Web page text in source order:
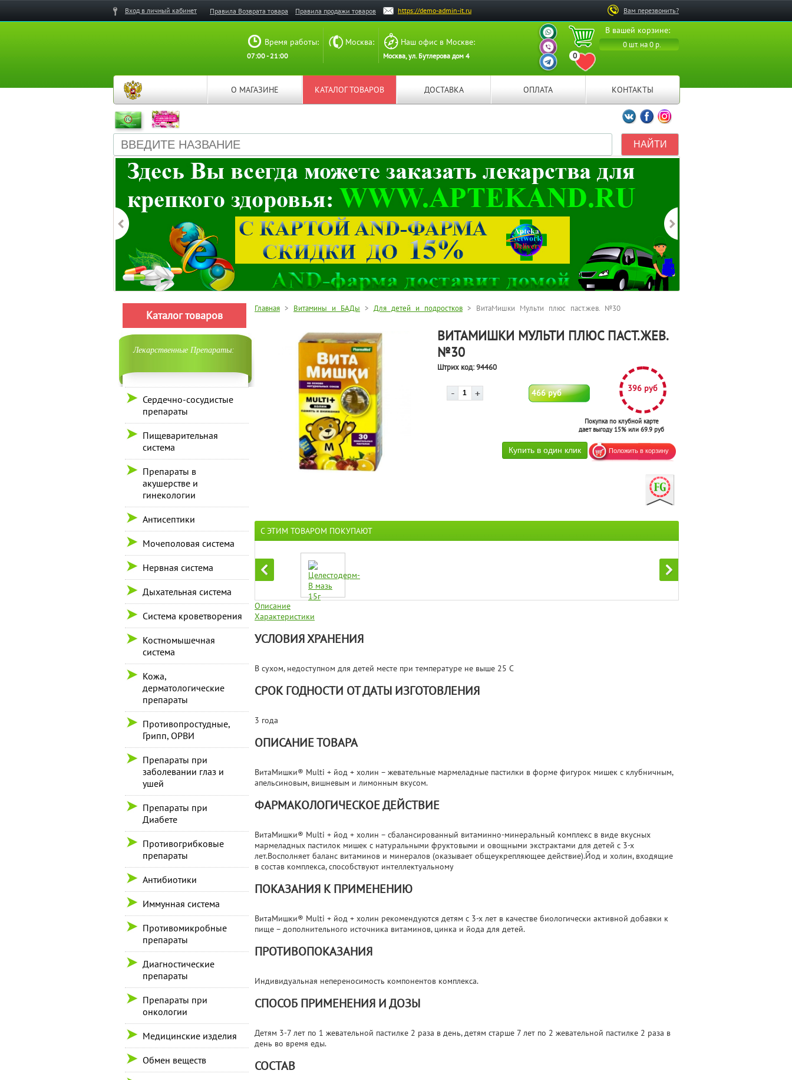
Вам перезвонить?
Вход в личный кабинет Правила Возврата товара Правила продажи товаров https://demo-admin-it.ru
В вашей корзине:
0 шт. на 0 р.
0
ПЕРЕЙТИ В ИЗБРАННОЕ
ВАШ ПЕРСОНАЛЬНЫЙ
МЕНЕДЖЕР
ВАШ ПЕРСОНАЛЬНЫЙ
МЕНЕДЖЕР
ВАШ ПЕРСОНАЛЬНЫЙ
МЕНЕДЖЕР
Время работы:
07:00 - 21:00
Москва: Наш офис в Москве:
Москва, ул. Бутлерова дом 4
О МАГАЗИНЕ КАТАЛОГ ТОВАРОВ ДОСТАВКА ОПЛАТА КОНТАКТЫ
Мы ВКонтакте
Мы на Facebook
Мы в Instagramm
Каталог товаров
Лекарственные Препараты:
Сердечно-сосудистые
препараты
Пищеварительная
система
Препараты в
акушерстве и
гинекологии
Антисептики
Мочеполовая система
Нервная система
Дыхательная система
Система кроветворения
Костномышечная
система
Кожа,
дерматологические
препараты
Противопростудные,
Грипп, ОРВИ
Препараты при
заболевании глаз и
ушей
Препараты при
Диабете
Противогрибковые
препараты
Антибиотики
Иммунная система
Противомикробные
препараты
Диагностические
препараты
Препараты при
онкологии
Медицинские изделия
Обмен веществ
Главная > Витамины и БАДы > Для детей и подростков > ВитаМишки Мульти плюс паст.жев. №30
ВИТАМИШКИ МУЛЬТИ ПЛЮС ПАСТ.ЖЕВ.
№30
Штрих код:94460
466 руб 396 руб
Покупка по клубной карте
дает выгоду 15% или 69.9 руб
С ЭТИМ ТОВАРОМ ПОКУПАЮТ
Описание
Характеристики
УСЛОВИЯ ХРАНЕНИЯ
В сухом, недоступном для детей месте при температуре не выше 25 С
СРОК ГОДНОСТИ ОТ ДАТЫ ИЗГОТОВЛЕНИЯ
3 года
ОПИСАНИЕ ТОВАРА
ВитаМишки® Multi + йод + холин – жевательные мармеладные пастилки в форме фигурок мишек с клубничным,
апельсиновым, вишневым и лимонным вкусом.
ФАРМАКОЛОГИЧЕСКОЕ ДЕЙСТВИЕ
ВитаМишки® Multi + йод + холин – сбалансированный витаминно-минеральный комплекс в виде вкусных
мармеладных пастилок мишек с натуральными фруктовыми и овощными экстрактами для детей с 3-х
лет.Восполняет баланс витаминов и минералов (оказывает общеукрепляющее действие).Йод и холин, входящие
в состав комплекса, способствуют интеллектуальному
ПОКАЗАНИЯ К ПРИМЕНЕНИЮ
ВитаМишки® Multi + йод + холин рекомендуются детям с 3-х лет в качестве биологически активной добавки к
пище – дополнительного источника витаминов, цинка и йода для детей.
ПРОТИВОПОКАЗАНИЯ
Индивидуальная непереносимость компонентов комплекса.
СПОСОБ ПРИМЕНЕНИЯ И ДОЗЫ
Детям 3-7 лет по 1 жевательной пастилке 2 раза в день, детям старше 7 лет по 2 жевательной пастилке 2 раза в
день во время еды.
СОСТАВ